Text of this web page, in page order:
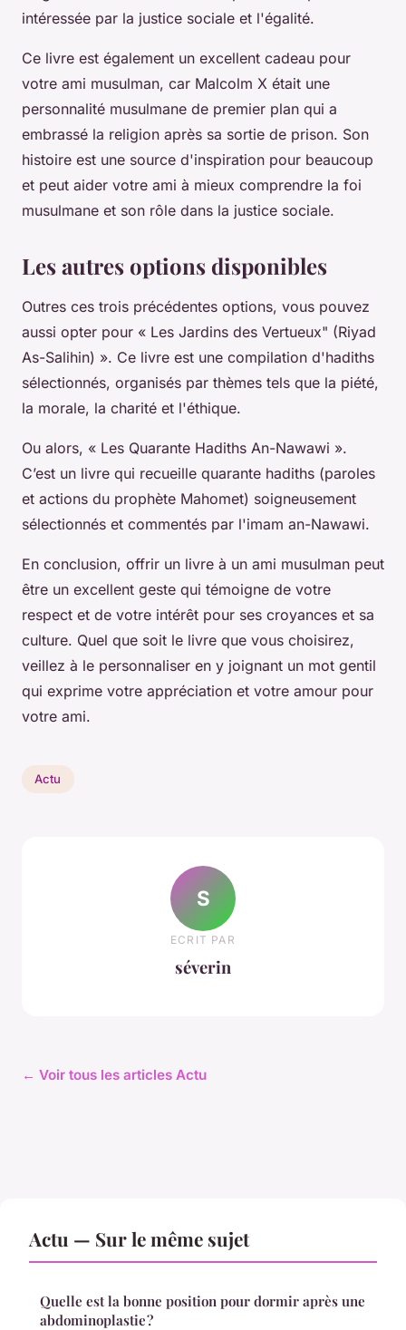
intéressée par la justice sociale et l'égalité.
Ce livre est également un excellent cadeau pour
votre ami musulman, car Malcolm X était une
personnalité musulmane de premier plan qui a
embrassé la religion après sa sortie de prison. Son
histoire est une source d'inspiration pour beaucoup
et peut aider votre ami à mieux comprendre la foi
musulmane et son rôle dans la justice sociale.
Les autres options disponibles
Outres ces trois précédentes options, vous pouvez
aussi opter pour « Les Jardins des Vertueux" (Riyad
As-Salihin) ». Ce livre est une compilation d'hadiths
sélectionnés, organisés par thèmes tels que la piété,
la morale, la charité et l'éthique.
Ou alors, « Les Quarante Hadiths An-Nawawi ».
C’est un livre qui recueille quarante hadiths (paroles
et actions du prophète Mahomet) soigneusement
sélectionnés et commentés par l'imam an-Nawawi.
En conclusion, offrir un livre à un ami musulman peut
être un excellent geste qui témoigne de votre
respect et de votre intérêt pour ses croyances et sa
culture. Quel que soit le livre que vous choisirez,
veillez à le personnaliser en y joignant un mot gentil
qui exprime votre appréciation et votre amour pour
votre ami.
Actu
S
ECRIT PAR
séverin
← Voir tous les articles Actu
Actu — Sur le même sujet
Quelle est la bonne position pour dormir après une
abdominoplastie ?